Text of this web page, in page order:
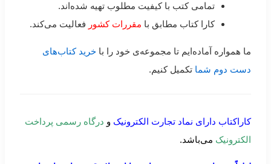
تمامی کتب با کیفیت مطلوب تهیه شده‌اند.
کارا کتاب مطابق با مقررات کشور فعالیت می‌کند.
ما همواره آماده‌ایم تا مجموعه‌ی خود را با خرید کتاب‌های
دست دوم شما تکمیل کنیم.
کاراکتاب دارای نماد تجارت الکترونیک و درگاه رسمی پرداخت
الکترونیک می‌باشد.